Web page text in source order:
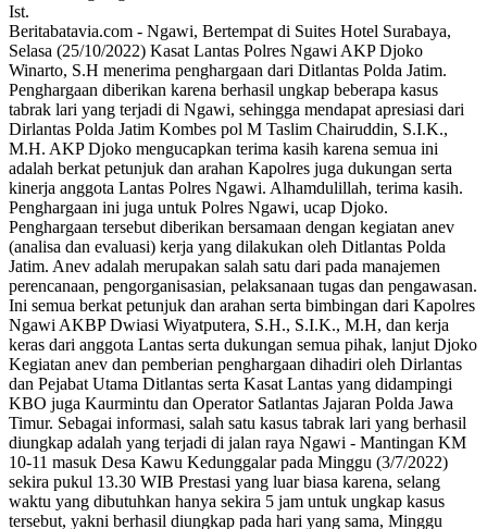
Ist.
Beritabatavia.com - Ngawi, Bertempat di Suites Hotel Surabaya,
Selasa (25/10/2022) Kasat Lantas Polres Ngawi AKP Djoko
Winarto, S.H menerima penghargaan dari Ditlantas Polda Jatim.
Penghargaan diberikan karena berhasil ungkap beberapa kasus
tabrak lari yang terjadi di Ngawi, sehingga mendapat apresiasi dari
Dirlantas Polda Jatim Kombes pol M Taslim Chairuddin, S.I.K.,
M.H. AKP Djoko mengucapkan terima kasih karena semua ini
adalah berkat petunjuk dan arahan Kapolres juga dukungan serta
kinerja anggota Lantas Polres Ngawi. Alhamdulillah, terima kasih.
Penghargaan ini juga untuk Polres Ngawi, ucap Djoko.
Penghargaan tersebut diberikan bersamaan dengan kegiatan anev
(analisa dan evaluasi) kerja yang dilakukan oleh Ditlantas Polda
Jatim. Anev adalah merupakan salah satu dari pada manajemen
perencanaan, pengorganisasian, pelaksanaan tugas dan pengawasan.
Ini semua berkat petunjuk dan arahan serta bimbingan dari Kapolres
Ngawi AKBP Dwiasi Wiyatputera, S.H., S.I.K., M.H, dan kerja
keras dari anggota Lantas serta dukungan semua pihak, lanjut Djoko
Kegiatan anev dan pemberian penghargaan dihadiri oleh Dirlantas
dan Pejabat Utama Ditlantas serta Kasat Lantas yang didampingi
KBO juga Kaurmintu dan Operator Satlantas Jajaran Polda Jawa
Timur. Sebagai informasi, salah satu kasus tabrak lari yang berhasil
diungkap adalah yang terjadi di jalan raya Ngawi - Mantingan KM
10-11 masuk Desa Kawu Kedunggalar pada Minggu (3/7/2022)
sekira pukul 13.30 WIB Prestasi yang luar biasa karena, selang
waktu yang dibutuhkan hanya sekira 5 jam untuk ungkap kasus
tersebut, yakni berhasil diungkap pada hari yang sama, Minggu